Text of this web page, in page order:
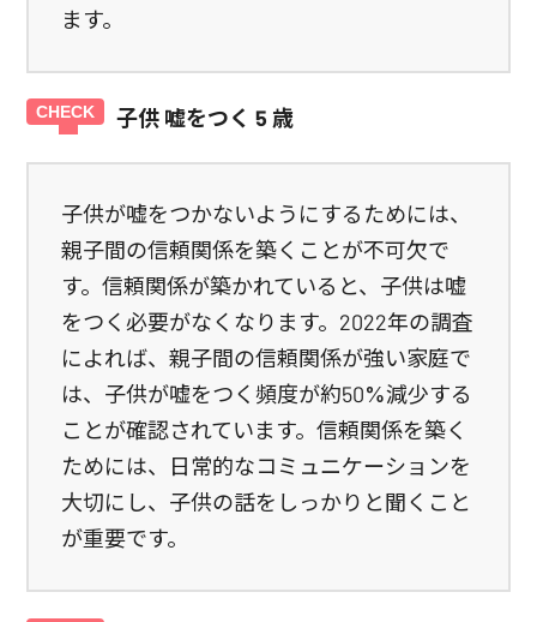
ます。
子供 嘘をつく 5 歳
子供が嘘をつかないようにするためには、
親子間の信頼関係を築くことが不可欠で
す。信頼関係が築かれていると、子供は嘘
をつく必要がなくなります。2022年の調査
によれば、親子間の信頼関係が強い家庭で
は、子供が嘘をつく頻度が約50%減少する
ことが確認されています。信頼関係を築く
ためには、日常的なコミュニケーションを
大切にし、子供の話をしっかりと聞くこと
が重要です。